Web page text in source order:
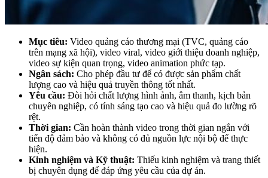
Mục tiêu: Video quảng cáo thương mại (TVC, quảng cáo
trên mạng xã hội), video viral, video giới thiệu doanh nghiệp,
video sự kiện quan trọng, video animation phức tạp.
Ngân sách: Cho phép đầu tư để có được sản phẩm chất
lượng cao và hiệu quả truyền thông tốt nhất.
Yêu cầu: Đòi hỏi chất lượng hình ảnh, âm thanh, kịch bản
chuyên nghiệp, có tính sáng tạo cao và hiệu quả đo lường rõ
rệt.
Thời gian: Cần hoàn thành video trong thời gian ngắn với
tiến độ đảm bảo và không có đủ nguồn lực nội bộ để thực
hiện.
Kinh nghiệm và Kỹ thuật: Thiếu kinh nghiệm và trang thiết
bị chuyên dụng để đáp ứng yêu cầu của dự án.